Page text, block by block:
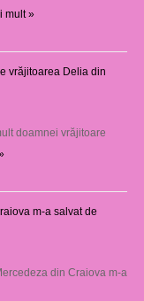
mult »
vrăjitoarea Delia din
doamnei vrăjitoare
m-a salvat de
din Craiova m-a